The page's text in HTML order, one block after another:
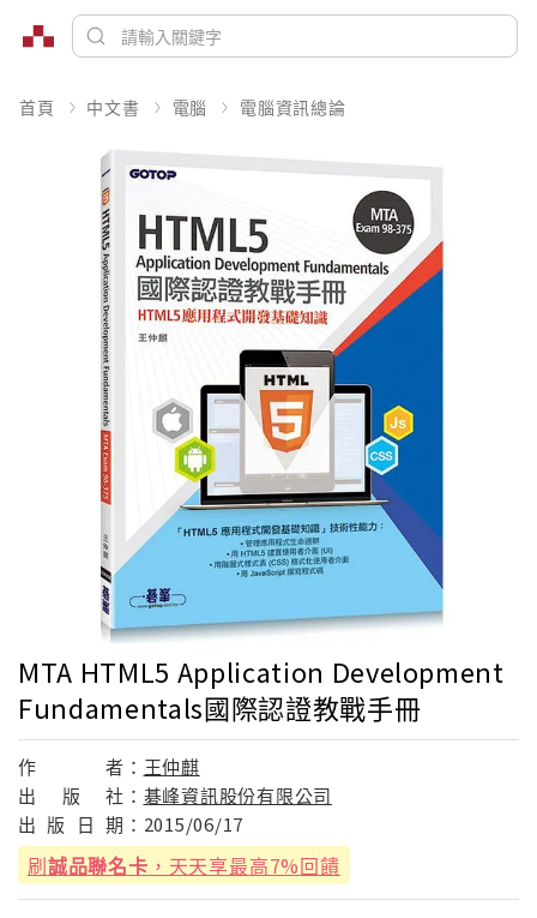
首頁 中文書 電腦 電腦資訊總論
MTA HTML5 Application Development
Fundamentals國際認證教戰手冊
作 者： 王仲麒
出
版 社： 碁峰資訊股份有限公司
出 版 日 期： 2015/06/17
刷誠品聯名卡 ，天天享最高7%回饋